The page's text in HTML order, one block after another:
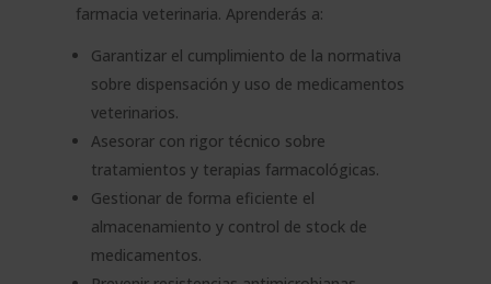
farmacia veterinaria. Aprenderás a:
Garantizar el cumplimiento de la normativa
sobre dispensación y uso de medicamentos
veterinarios.
Asesorar con rigor técnico sobre
tratamientos y terapias farmacológicas.
Gestionar de forma eficiente el
almacenamiento y control de stock de
medicamentos.